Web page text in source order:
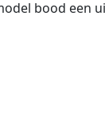
bood een